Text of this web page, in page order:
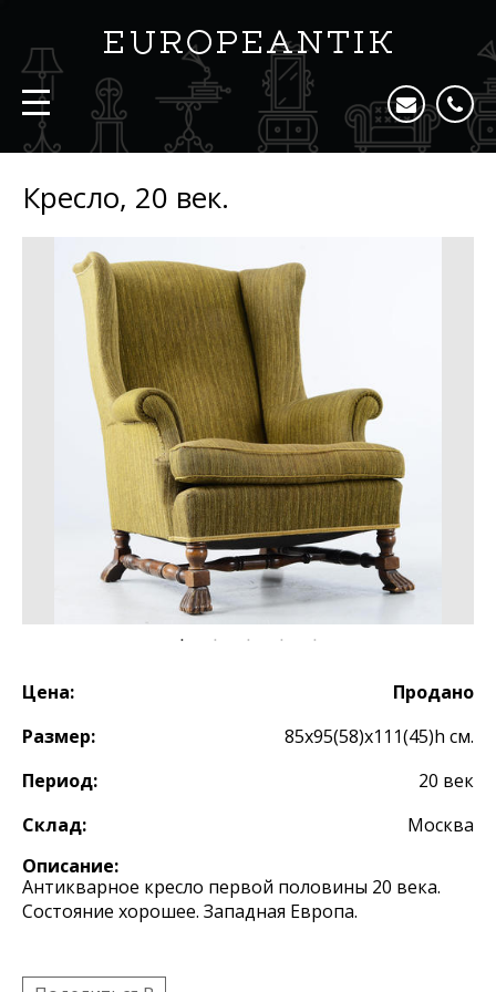
Кресло, 20 век.
Цена:
Продано
Размер:
85х95(58)х111(45)h см.
Период:
20 век
Склад:
Москва
Описание:
Антикварное кресло первой половины 20 века.
Состояние хорошее. Западная Европа.